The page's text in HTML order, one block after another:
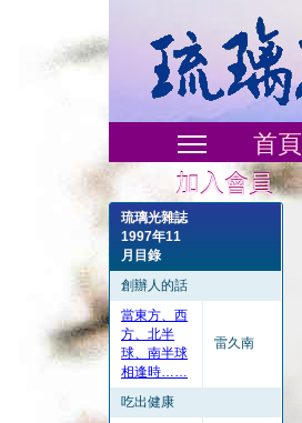
首頁
加入會員
琉璃光雜誌
1997年11
月目錄
創辦人的話
當東方、西
方、北半
球、南半球
相逢時……
雷久南
吃出健康